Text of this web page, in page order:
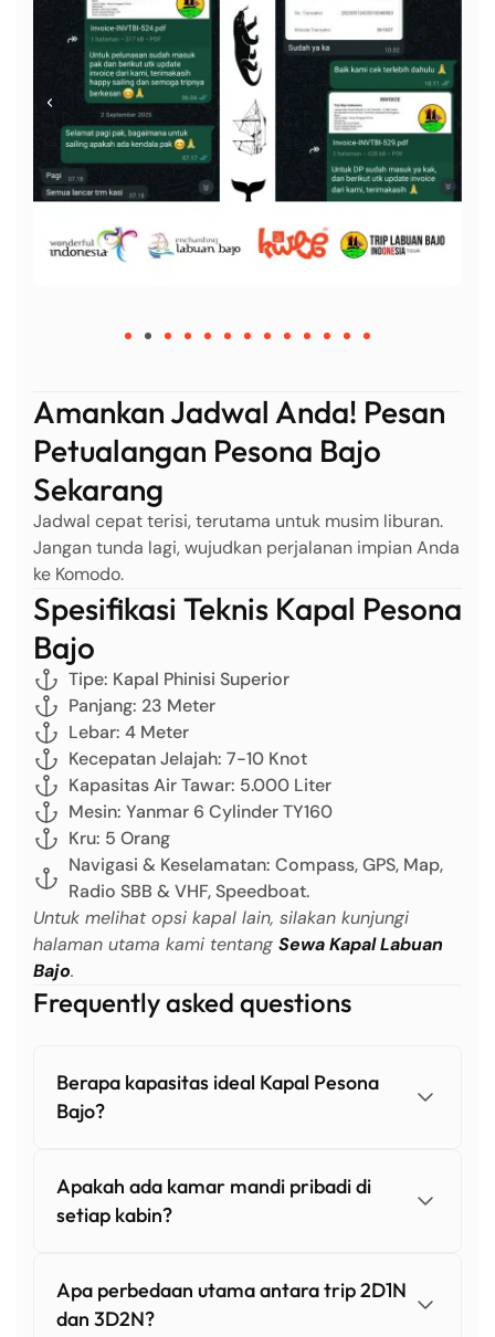
Amankan Jadwal Anda! Pesan
Petualangan Pesona Bajo
Sekarang
Jadwal cepat terisi, terutama untuk musim liburan.
Jangan tunda lagi, wujudkan perjalanan impian Anda
ke Komodo.
Spesifikasi Teknis Kapal Pesona
Bajo
Tipe: Kapal Phinisi Superior
Panjang: 23 Meter
Lebar: 4 Meter
Kecepatan Jelajah: 7-10 Knot
Kapasitas Air Tawar: 5.000 Liter
Mesin: Yanmar 6 Cylinder TY160
Kru: 5 Orang
Navigasi & Keselamatan: Compass, GPS, Map,
Radio SBB & VHF, Speedboat.
Untuk melihat opsi kapal lain, silakan kunjungi
halaman utama kami tentang Sewa Kapal Labuan
Bajo.
Frequently asked questions
Berapa kapasitas ideal Kapal Pesona
Bajo?
Apakah ada kamar mandi pribadi di
setiap kabin?
Apa perbedaan utama antara trip 2D1N
dan 3D2N?